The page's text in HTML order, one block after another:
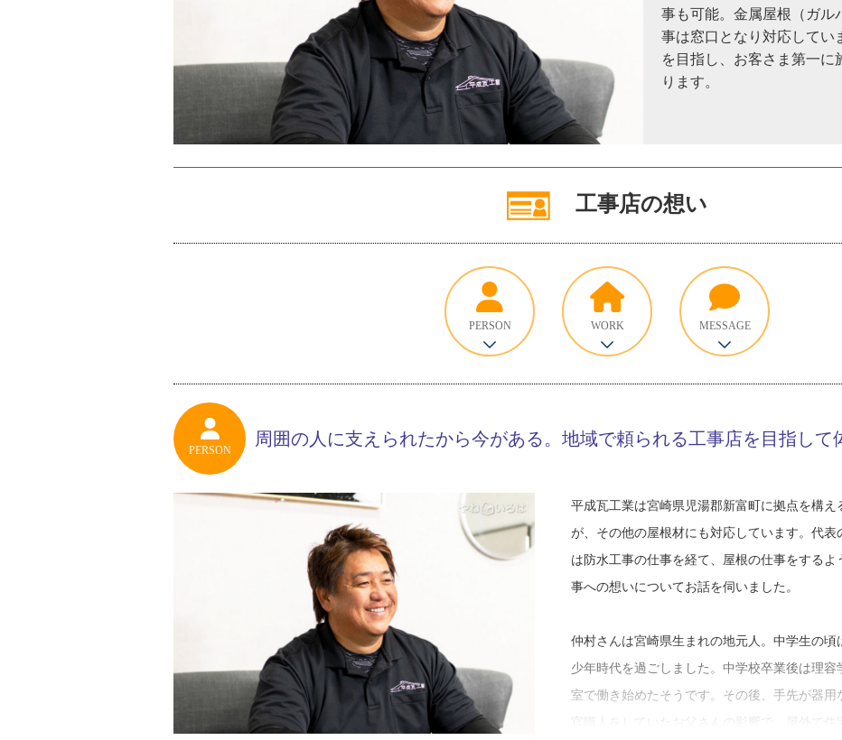
事も可能。金属屋根（ガル
事は窓口となり対応してい
を目指し、お客さま第一に
ります。
工事店の想い
PERSON WORK MESSAGE
PERSON
周囲の人に支えられたから今がある。地域で頼られる工事店を目指して
平成瓦工業は宮崎県児湯郡新富町に拠点を構
が、その他の屋根材にも対応しています。代表
は防水工事の仕事を経て、屋根の仕事をする
事への想いについてお話を伺いました。
仲村さんは宮崎県生まれの地元人。中学生の
少年時代を過ごしました。中学校卒業後は理
室で働き始めたそうです。その後、手先が器